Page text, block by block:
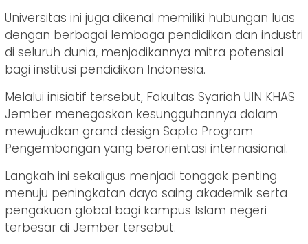
Universitas ini juga dikenal memiliki hubungan luas
dengan berbagai lembaga pendidikan dan industri
di seluruh dunia, menjadikannya mitra potensial
bagi institusi pendidikan Indonesia.
Melalui inisiatif tersebut, Fakultas Syariah UIN KHAS
Jember menegaskan kesungguhannya dalam
mewujudkan grand design Sapta Program
Pengembangan yang berorientasi internasional.
Langkah ini sekaligus menjadi tonggak penting
menuju peningkatan daya saing akademik serta
pengakuan global bagi kampus Islam negeri
terbesar di Jember tersebut.